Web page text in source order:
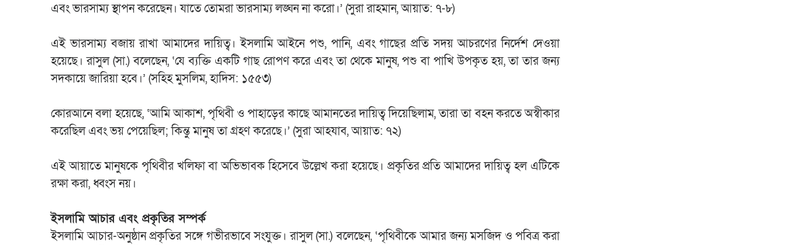
এবং ভারসাম্য স্থাপন করেছেন। যাতে তোমরা ভারসাম্য লঙ্ঘন না করো।’ (সুরা রাহমান, আয়াত: ৭-৮)
এই ভারসাম্য বজায় রাখা আমাদের দায়িত্ব। ইসলামি আইনে পশু, পানি, এবং গাছের প্রতি সদয় আচরণের নির্দেশ দেওয়া
হয়েছে। রাসুল (সা.) বলেছেন, ‘যে ব্যক্তি একটি গাছ রোপণ করে এবং তা থেকে মানুষ, পশু বা পাখি উপকৃত হয়, তা তার জন্য
সদকায়ে জারিয়া হবে।’ (সহিহ মুসলিম, হাদিস: ১৫৫৩)
কোরআনে বলা হয়েছে, ‘আমি আকাশ, পৃথিবী ও পাহাড়ের কাছে আমানতের দায়িত্ব দিয়েছিলাম, তারা তা বহন করতে অস্বীকার
করেছিল এবং ভয় পেয়েছিল; কিন্তু মানুষ তা গ্রহণ করেছে।’ (সুরা আহযাব, আয়াত: ৭২)
এই আয়াতে মানুষকে পৃথিবীর খলিফা বা অভিভাবক হিসেবে উল্লেখ করা হয়েছে। প্রকৃতির প্রতি আমাদের দায়িত্ব হল এটিকে
রক্ষা করা, ধ্বংস নয়।
ইসলামি আচার এবং প্রকৃতির সম্পর্ক
ইসলামি আচার-অনুষ্ঠান প্রকৃতির সঙ্গে গভীরভাবে সংযুক্ত। রাসুল (সা.) বলেছেন, ‘পৃথিবীকে আমার জন্য মসজিদ ও পবিত্র করা